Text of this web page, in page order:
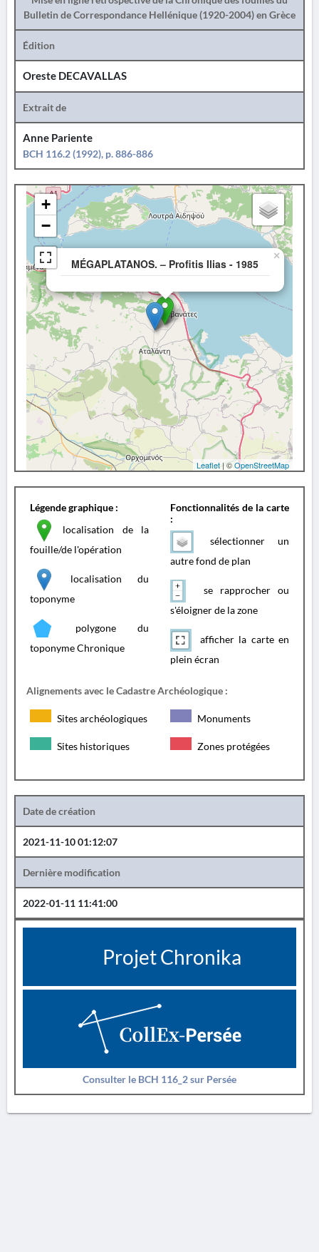
Bulletin de Correspondance Hellénique (1920-2004) en Grèce
Édition
Oreste DECAVALLAS
Extrait de
Anne Pariente
BCH 116.2 (1992), p. 886-886
MÉGAPLATANOS. – Profitis Ilias - 1985
×
+
−
Leaflet| ©OpenStreetMap
Légende graphique :
localisation de la
fouille/de l'opération
localisation du
toponyme
polygone du
toponyme Chronique
Fonctionnalités de la carte
:
sélectionner un
autre fond de plan
se rapprocher ou
s'éloigner de la zone
afficher la carte en
plein écran
Alignements avec le Cadastre Archéologique :
Sites archéologiques Monuments
Sites historiques Zones protégées
Date de création
2021-11-10 01:12:07
Dernière modification
2022-01-11 11:41:00
Projet Chronika
Consulter le BCH 116_2 sur Persée